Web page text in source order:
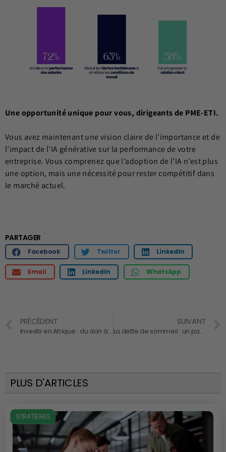
Une opportunité unique pour vous, dirigeants de PME-ETI.
Vous avez maintenant une vision claire de l’importance et de
l’impact de l’IA générative sur la performance de votre
entreprise. Vous comprenez que l’adoption de l’IA n’est plus
une option, mais une nécessité pour rester compétitif dans
le marché actuel.
PARTAGER
Facebook Twitter LinkedIn
Email LinkedIn WhatsApp
PRÉCÉDENT
Investir en Afrique : du don à l’investissement d’impact, une évolution des modèles
SUIVANT
La dette de sommeil : un passif invisible qui mine la performance des entrepreneurs
PLUS D'ARTICLES
STRATÉGIES